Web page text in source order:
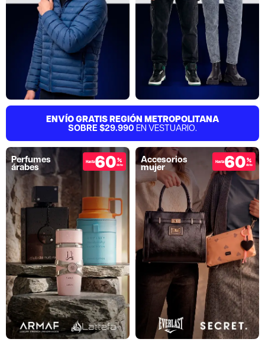
ENVÍO GRATIS REGIÓN METROPOLITANA
SOBRE $29.990 EN VESTUARIO.
Perfumes
árabes Hasta60%
dcto Accesorios
mujer Hasta60%
dcto